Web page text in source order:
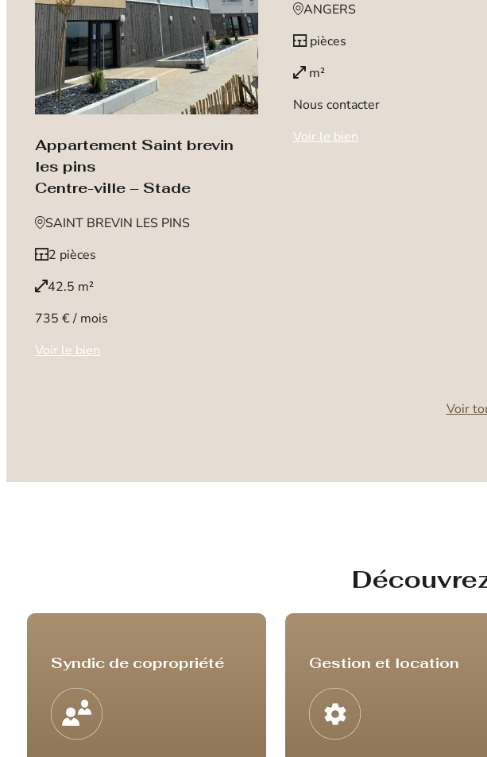
Appartement Saint brevin
les pins
Centre-ville – Stade
SAINT BREVIN LES PINS
2 pièces
42.5 m²
735 € / mois
Voir le bien
ANGERS
pièces
m²
Nous contacter
Voir le bien
Voir
Syndic de copropriété Gestion et location